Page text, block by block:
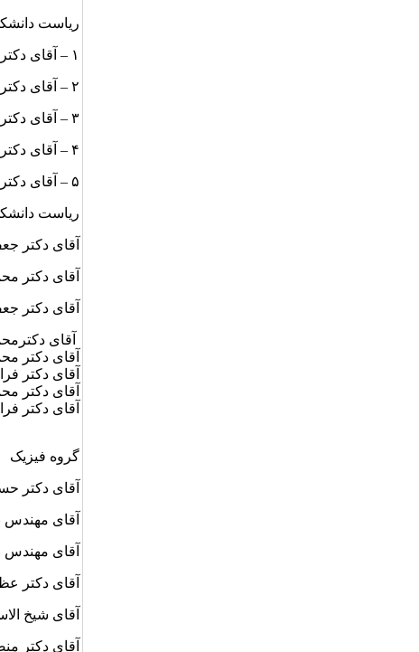
ریاست
۱ – آقای دکتر منوچهرالبرز سال ۱۳۶۲ رئیس دانشکده علوم به مدت حدود ۱۳ سال
۲ – آقای دکترعباس شکروی سال ۱۳۷۵ رئیس دانشکده علوم به مدت دو دوره
۳ – آقای دکترمحمدحسین مجلس آرا سال ۱۳۸۰ رئیس دانشکده علوم دو دوره
۴ – آقای دکترفرج اله فیاضی سال ۱۳۸۴ به مدت دو دوره
۵ – آقای دکتر جعفر جهان پناه سال ۱۳۸۸
ریاست
آقای دکتر جعفر
آقای دکتر محمد
آقای دکتر جعفر
آقای
آقای دکتر
آقای دکتر
آقای دکتر
آقای دکتر
گروه فیزیک
آقای دکتر حسن مهدیان
آقای مهندس ناظمی سال
آقای مهندس ناظمی سال
آقای دکتر عظیم عراقی
آقای شیخ الاسلامی سال
آقای دکتر